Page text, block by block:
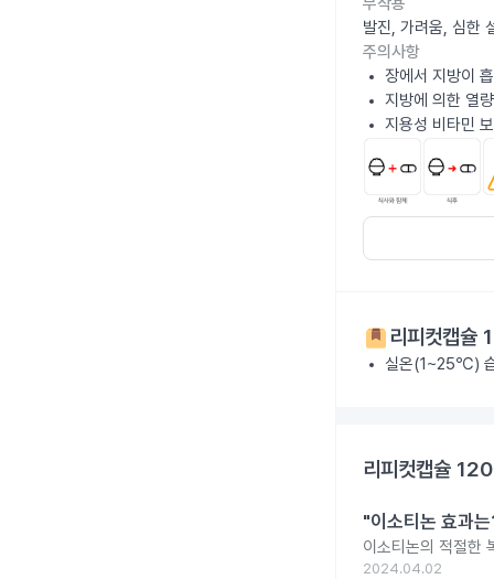
발진, 가려움, 심한
주의사항
장에서 지방이
지방에 의한 열
지용성 비타민
리피컷캡슐
실온(1~25℃)
리피컷캡슐
"이소티논 효과
이소티논의 적절한
2024.04.02